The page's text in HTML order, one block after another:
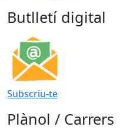
Butlletí digital
Subscriu-te
Plànol / Carrers